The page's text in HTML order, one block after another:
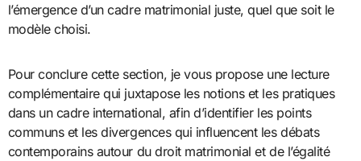
l’émergence d’un cadre matrimonial juste, quel que soit le
modèle choisi.
Pour conclure cette section, je vous propose une lecture
complémentaire qui juxtapose les notions et les pratiques
dans un cadre international, afin d’identifier les points
communs et les divergences qui influencent les débats
contemporains autour du droit matrimonial et de l’égalité